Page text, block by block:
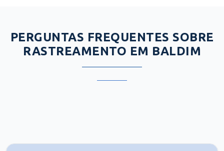
PERGUNTAS FREQUENTES SOBRE
RASTREAMENTO EM BALDIM